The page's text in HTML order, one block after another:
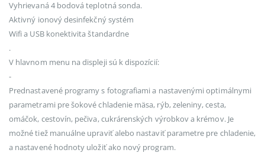
Vyhrievaná 4 bodová teplotná sonda.
Aktivný ionový desinfekčný systém
Wifi a USB konektivita štandardne
.
V hlavnom menu na displeji sú k dispozícií:
-
Prednastavené programy s fotografiami a nastavenými optimálnymi
parametrami pre šokové chladenie mäsa, rýb, zeleniny, cesta,
omáčok, cestovín, pečiva, cukrárenských výrobkov a krémov. Je
možné tiež manuálne upraviť alebo nastaviť parametre pre chladenie,
a nastavené hodnoty uložiť ako nový program.